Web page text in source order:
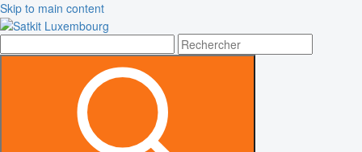
Skip to main content